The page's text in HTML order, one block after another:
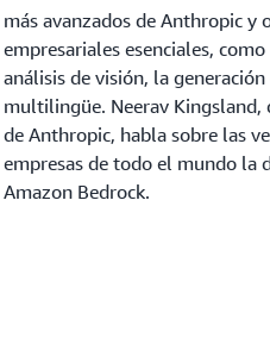
más avanzados de Anthropic y
empresariales esenciales,
análisis de visión, la
multilingüe. Neerav Kingsland,
de Anthropic, habla sobre las
empresas de todo el mundo la
Amazon Bedrock.